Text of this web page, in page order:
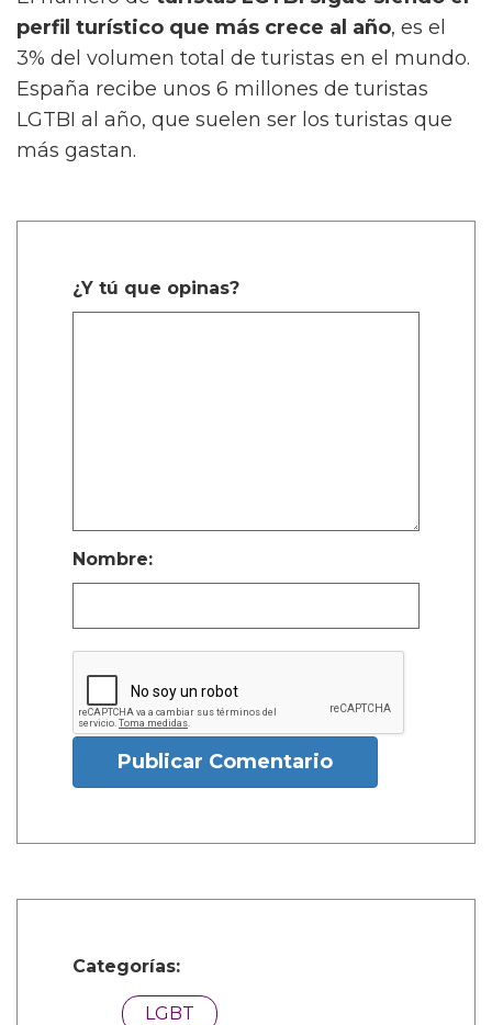
perfil turístico que más crece al año, es el
3% del volumen total de turistas en el mundo.
España recibe unos 6 millones de turistas
LGTBI al año, que suelen ser los turistas que
más gastan.
¿Y tú que opinas?
Nombre:
Publicar Comentario
Categorías:
LGBT